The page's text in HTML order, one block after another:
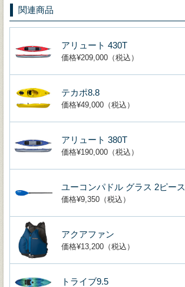
関連商品
アリュート 430T
価格¥209,000（税込）
テカポ8.8
価格¥49,000（税込）
アリュート 380T
価格¥190,000（税込）
ユーコンパドル グラス 2ピース
価格¥9,350（税込）
アクアファン
価格¥13,200（税込）
トライブ9.5